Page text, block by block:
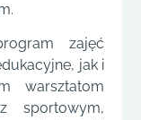
zajęć
jak i
warsztatom
sportowym,